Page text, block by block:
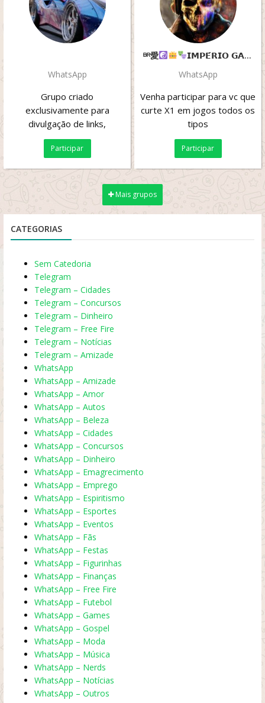
WhatsApp
Grupo criado
exclusivamente para
divulgação de links,
produtos, grupos,
aplicativos, lojas, redes
Participar
ᴯᴿ愛
𝗜𝗠𝗣𝗘́𝗥𝗜𝗢 𝗚𝗔𝗠𝗘𝗦 𝗖𝗢𝗗 𝗠𝗢𝗕𝗜𝗟𝗘 Sᴋ᭄ ᴮᵒˢˢ
WhatsApp
Venha participar para vc que
curte X1 em jogos todos os
tipos
Participar
Mais grupos
CATEGORIAS
Sem Catedoria
Telegram
Telegram – Cidades
Telegram – Concursos
Telegram – Dinheiro
Telegram – Free Fire
Telegram – Notícias
Telegram – Amizade
WhatsApp
WhatsApp – Amizade
WhatsApp – Amor
WhatsApp – Autos
WhatsApp – Beleza
WhatsApp – Cidades
WhatsApp – Concursos
WhatsApp – Dinheiro
WhatsApp – Emagrecimento
WhatsApp – Emprego
WhatsApp – Espiritismo
WhatsApp – Esportes
WhatsApp – Eventos
WhatsApp – Fãs
WhatsApp – Festas
WhatsApp – Figurinhas
WhatsApp – Finanças
WhatsApp – Free Fire
WhatsApp – Futebol
WhatsApp – Games
WhatsApp – Gospel
WhatsApp – Moda
WhatsApp – Música
WhatsApp – Nerds
WhatsApp – Notícias
WhatsApp – Outros